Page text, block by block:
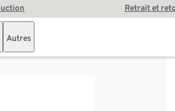
Retrait et
Autres